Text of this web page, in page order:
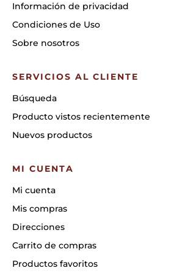
Información de privacidad
Condiciones de Uso
Sobre nosotros
SERVICIOS AL CLIENTE
Búsqueda
Producto vistos recientemente
Nuevos productos
MI CUENTA
Mi cuenta
Mis compras
Direcciones
Carrito de compras
Productos favoritos